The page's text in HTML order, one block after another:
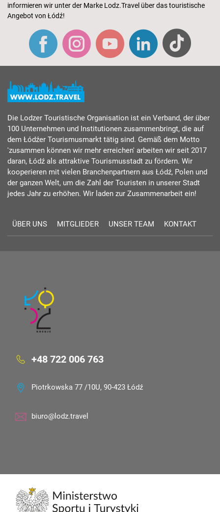
informieren wir unter der Marke Lodz.Travel über das touristische
Angebot von Łódź!
Die Lodzer Touristische Organisation ist ein Verband, der über
100 Unternehmen und Institutionen zusammenbringt, die auf
dem Łódźer Tourismusmarkt tätig sind. Gemäß dem Motto
'zusammen können wir mehr erreichen' arbeiten wir seit 2017
daran, Łódź als attraktive Tourismusstadt zu fördern. Wir
kooperieren mit vielen Branchenpartnern aus Łódź, Polen und
der ganzen Welt, um die Zahl der Touristen in unserer Stadt
jedes Jahr zu erhöhen. Wir laden zur Zusammenarbeit ein!
ÜBER UNS MITGLIEDER UNSER TEAM KONTAKT
+48 722 006 763
Piotrkowska 77 /10U, 90-423 Łódź
biuro@lodz.travel